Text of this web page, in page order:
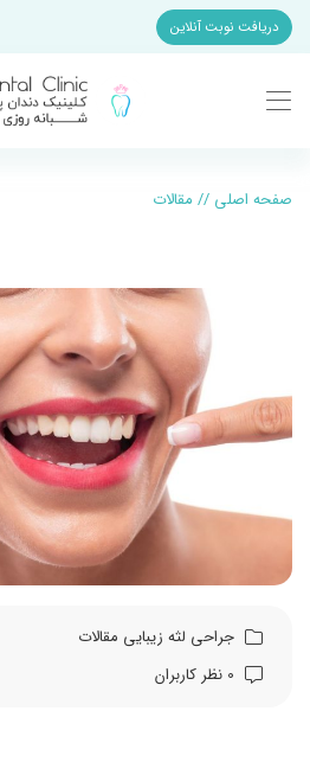
دریافت نوبت آنلاین
صفحه اصلی // مقالات
جراحی لثه زیبایی مقالات